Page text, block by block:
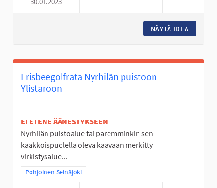
NÄYTÄ IDEA
Frisbeegolfrata Nyrhilän puistoon
Ylistaroon
EI ETENE ÄÄNESTYKSEEN
Nyrhilän puistoalue tai paremminkin sen
kaakkoispuolella oleva kaavaan merkitty
virkistysalue...
Rajaa tulokset teeman mukaan: Pohjoinen Seinäjoki
Pohjoinen Seinäjoki